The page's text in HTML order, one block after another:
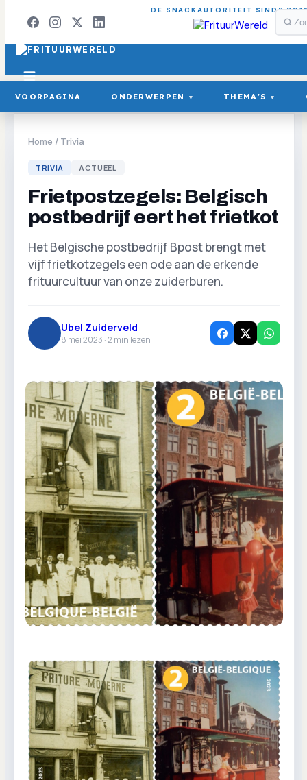
DE SNACKAUTORITEIT SINDS
VOORPAGINA ONDERWERPEN ▾ THEMA'S ▾
Home / Trivia
TRIVIA ACTUEEL
Frietpostzegels: Belgisch
postbedrijf eert het frietkot
Het Belgische postbedrijf Bpost brengt met
vijf frietkotzegels een ode aan de erkende
frituurcultuur van onze zuiderburen.
Ubel Zuiderveld
8 mei 2023 ·2 min lezen